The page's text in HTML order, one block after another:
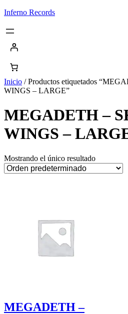
Saltar
contenido
Inferno Records
Inicio / Productos etiquetados
WINGS – LARGE”
MEGADETH –
WINGS –
Mostrando el único resultado
MEGADETH –